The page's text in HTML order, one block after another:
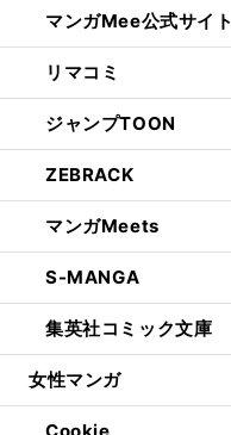
マンガMee公式サイト
リマコミ
ジャンプTOON
ZEBRACK
マンガMeets
S-MANGA
集英社コミック文庫
女性マンガ